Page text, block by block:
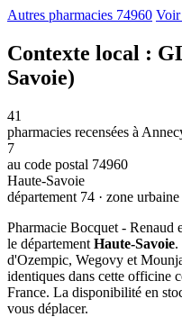
Autres pharmacies 74960
Contexte local :
Savoie)
41
pharmacies recensées à
7
au code postal 74960
Haute-Savoie
département 74 · zone
Pharmacie Bocquet - Renaud
le département Haute-Savoie.
d'Ozempic, Wegovy et
identiques dans cette officine
France. La disponibilité en
vous déplacer.